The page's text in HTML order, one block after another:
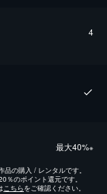
4
最⼤40%※
の購入 / レンタルです。
％のポイント還元です。
こちらをご確認ください。